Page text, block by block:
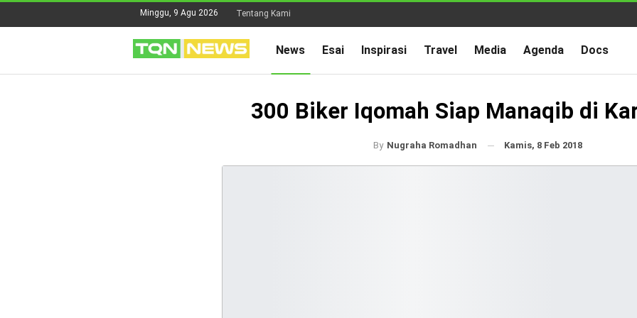
Minggu, 9 Agu 2026 Tentang Kami
News Esai Inspirasi Travel Media Agenda Docs
300 Biker Iqomah Siap Manaqib di
By Nugraha Romadhan Kamis, 8 Feb 2018